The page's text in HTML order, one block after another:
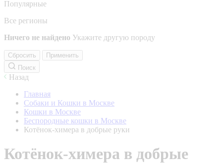
Популярные
Все регионы
Ничего не найдено Укажите другую породу
Сбросить
Применить
Поиск
Назад
Главная
Собаки и Кошки в Москве
Кошки в Москве
Беспородные кошки в Москве
Котёнок-химера в добрые руки
Котёнок-химера в добрые